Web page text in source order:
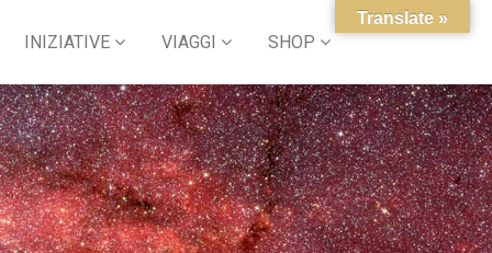
INIZIATIVE VIAGGI SHOP
Translate »